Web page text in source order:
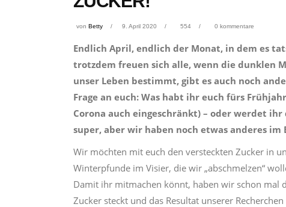
von Betty 9. April 2020 554 0 kommentare
Endlich April, endlich der Monat, in dem es
trotzdem freuen sich alle, wenn die dunklen
unser Leben bestimmt, gibt es auch noch
Frage an euch: Was habt ihr euch fürs
Corona auch eingeschränkt) – oder werdet
super, aber wir haben noch etwas anderes im
Wir möchten mit euch den versteckten Zucker in
Winterpfunde im Visier, die wir „abschmelzen“
Damit ihr mitmachen könnt, haben wir schon mal
Zucker steckt und das Resultat unserer